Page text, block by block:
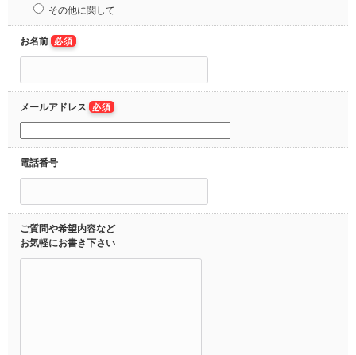
その他に関して
お名前 必須
メールアドレス 必須
電話番号
ご質問や希望内容など
お気軽にお書き下さい